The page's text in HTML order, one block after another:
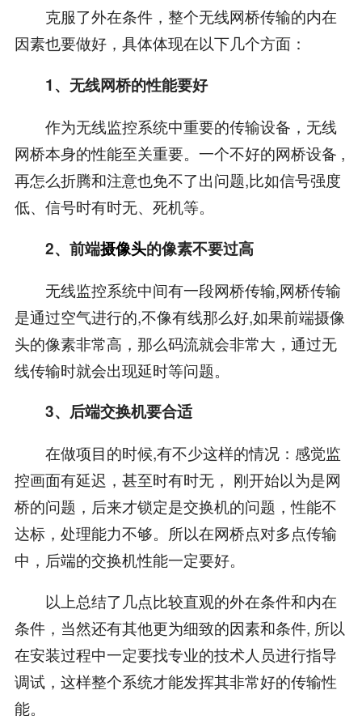
克服了外在条件，整个无线网桥传输的内在
因素也要做好，具体体现在以下几个方面：
1、无线网桥的性能要好
作为无线监控系统中重要的传输设备，无线
网桥本身的性能至关重要。一个不好的网桥设备 ,
再怎么折腾和注意也免不了出问题,比如信号强度
低、信号时有时无、死机等。
2、前端摄像头的像素不要过高
无线监控系统中间有一段网桥传输,网桥传输
是通过空气进行的,不像有线那么好,如果前端摄像
头的像素非常高，那么码流就会非常大，通过无
线传输时就会出现延时等问题。
3、后端交换机要合适
在做项目的时候,有不少这样的情况：感觉监
控画面有延迟，甚至时有时无， 刚开始以为是网
桥的问题，后来才锁定是交换机的问题，性能不
达标，处理能力不够。所以在网桥点对多点传输
中，后端的交换机性能一定要好。
以上总结了几点比较直观的外在条件和内在
条件，当然还有其他更为细致的因素和条件, 所以
在安装过程中一定要找专业的技术人员进行指导
调试，这样整个系统才能发挥其非常好的传输性
能。